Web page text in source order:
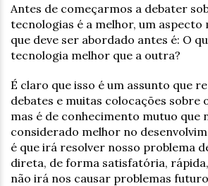
Antes de começarmos a debater
tecnologias é a melhor, um
que deve ser abordado antes é: O
tecnologia melhor que a outra?
É claro que isso é um assunto que
debates e muitas colocações sobre
mas é de conhecimento mutuo que
considerado melhor no
é que irá resolver nosso problema
direta, de forma satisfatória,
não irá nos causar problemas